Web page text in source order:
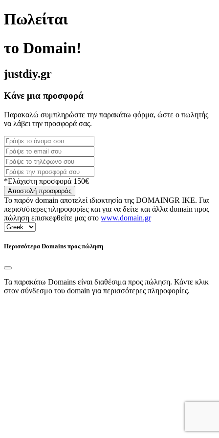
Πωλείται
το Domain!
justdiy.gr
Κάνε μια προσφορά
Παρακαλώ συμπληρώστε την παρακάτω φόρμα, ώστε ο πωλητής
να λάβει την προσφορά σας.
*Ελάχιστη προσφορά 150€
Αποστολή προσφοράς
Το παρόν domain αποτελεί ιδιοκτησία της DOMAINGR ΙΚΕ. Για
περισσότερες πληροφορίες και για να δείτε και άλλα domain προς
πώληση επισκεφθείτε μας στο www.domain.gr
Περισσότερα Domains προς πώληση
Τα παρακάτω Domains είναι διαθέσιμα προς πώληση. Κάντε κλικ
στον σύνδεσμο του domain για περισσότερες πληροφορίες.